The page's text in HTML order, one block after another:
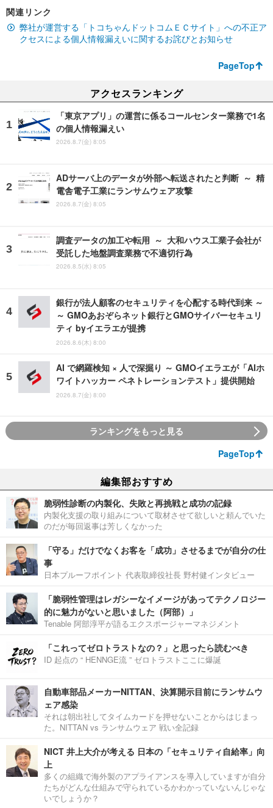
関連リンク
弊社が運営する「トコちゃんドットコムＥＣサイト」への不正ア
クセスによる個人情報漏えいに関するお詫びとお知らせ
PageTop
アクセスランキング
「東京アプリ」の運営に係るコールセンター業務で1名
の個人情報漏えい
2026.8.7(金) 8:05
ADサーバ上のデータが外部へ転送されたと判断 ～ 精
電舎電子工業にランサムウェア攻撃
2026.8.7(金) 8:05
調査データの加工や転用 ～ 大和ハウス工業子会社が
受託した地盤調査業務で不適切行為
2026.8.5(水) 8:05
銀行が法人顧客のセキュリティを心配する時代到来 ～
～ GMOあおぞらネット銀行とGMOサイバーセキュリ
ティ byイエラエが提携
2026.8.6(木) 8:00
AI で網羅検知 × 人で深掘り ～ GMOイエラエが「AIホ
ワイトハッカー ペネトレーションテスト」提供開始
2026.8.7(金) 8:00
ランキングをもっと見る
PageTop
編集部おすすめ
脆弱性診断の内製化、失敗と再挑戦と成功の記録
内製化支援の取り組みについて取材させて欲しいと頼んでいた
のだが毎回返事は芳しくなかった
「守る」だけでなくお客を「成功」させるまでが自分の仕
事
日本プルーフポイント 代表取締役社長 野村健インタビュー
「脆弱性管理はレガシーなイメージがあってテクノロジー
的に魅力がないと思いました（阿部）」
Tenable 阿部淳平が語るエクスポージャーマネジメント
「これってゼロトラストなの？」と思ったら読むべき
ID 起点の “ HENNGE流 ” ゼロトラストここに爆誕
自動車部品メーカーNITTAN、決算開示目前にランサムウ
ェア感染
それは朝出社してタイムカードを押せないことからはじまっ
た。NITTAN vs ランサムウェア 戦い全記録
NICT 井上大介が考える 日本の「セキュリティ自給率」向
上
多くの組織で海外製のアプライアンスを導入していますが自分
たちがどんな仕組みで守られているかわかっていないんじゃな
いでしょうか？